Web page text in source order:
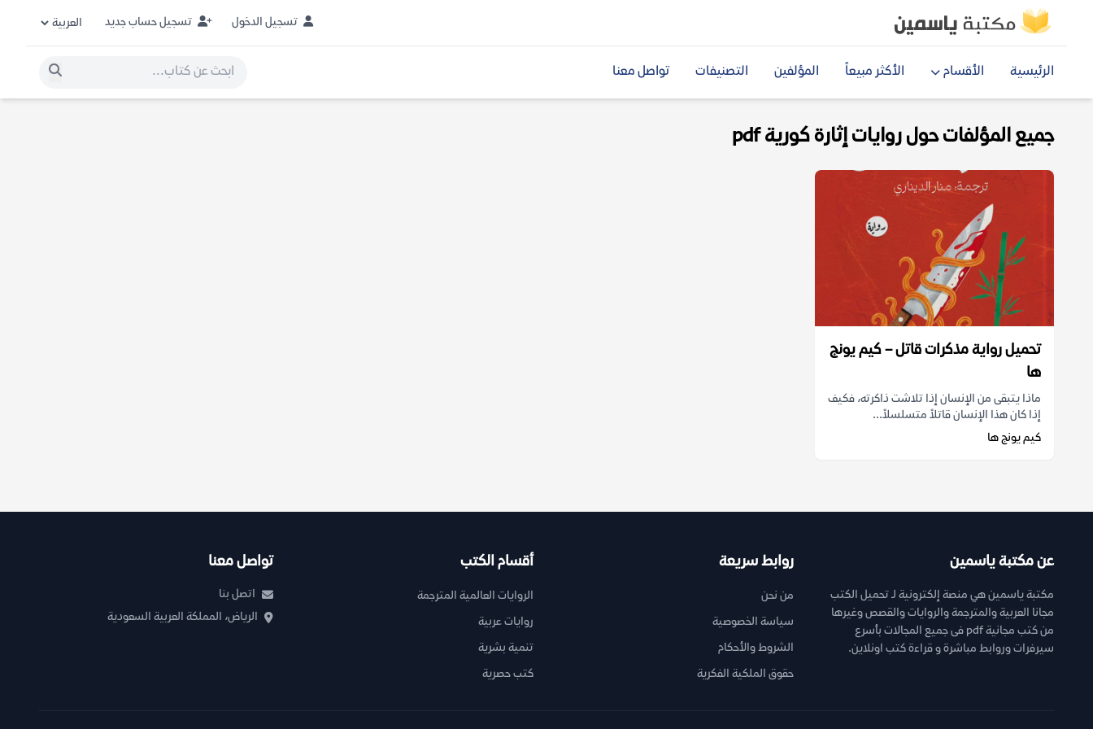
تسجيل الدخول تسجيل حساب جديد
الرئيسية الأقسام الأكثر مبيعاً المؤلفين التصنيفات تواصل معنا
جميع المؤلفات حول روايات إثارة كورية pdf
تحميل رواية مذكرات قاتل – كيم يونج
ها
ماذا يتبقى من الإنسان إذا تلاشت ذاكرته، فكيف
إذا كان هذا الإنسان قاتلاً متسلسلاً...
كيم يونج ها
عن مكتبة ياسمين
مكتبة ياسمين هي منصة إلكترونية لـ تحميل الكتب
مجانا العربية والمترجمة والروايات والقصص وغيرها
من كتب مجانية pdf فى جميع المجالات بأسرع
سيرفرات وروابط مباشرة و قراءة كتب اونلاين.
روابط سريعة
من نحن
سياسة الخصوصية
الشروط والأحكام
حقوق الملكية الفكرية
أقسام الكتب
الروايات العالمية المترجمة
روايات عربية
تنمية بشرية
كتب حصرية
تواصل معنا
اتصل بنا
الرياض، المملكة العربية السعودية